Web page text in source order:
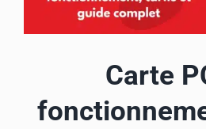
Mon
Carte